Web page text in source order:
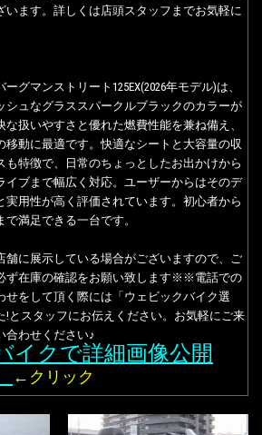
います。詳しくは店頭スタッフまでお気軽に
ーグマンストリート125EX(2026年モデル)は、
シュなグラススパークルブラックのカラーが
な扱いやすさと優れた燃費性能を兼ね備え、
移動に最適です。快適なシートと大容量の収
も特徴で、日常のちょっとしたお出かけから
イブまで幅広く対応。ユーザーからはそのデ
実用性が高く評価されています。初心者から
で満足できる一台です。
に展示している場合がございますので、ご
ず在庫の確認をお願い致します※※電話での
せをして頂く際には「ウェビックバイク選
!とスタッフにお伝えください。お気軽にご来
合わせください♪
イクで詳細画像公開
←クリック